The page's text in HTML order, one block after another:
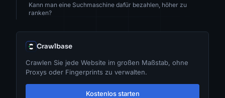
Kann man eine Suchmaschine dafür bezahlen, höher zu
ranken?
Crawlbase
Crawlen Sie jede Website im großen Maßstab, ohne
Proxys oder Fingerprints zu verwalten.
Kostenlos starten